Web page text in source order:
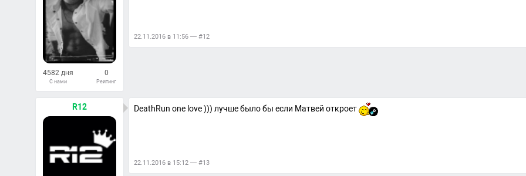
4582 дня
С нами
0
Рейтинг
791
22.11.2016 в 11:56 — #12
R12 DeathRun one love ))) лучше было бы если Матвей откроет
22.11.2016 в 15:12 — #13